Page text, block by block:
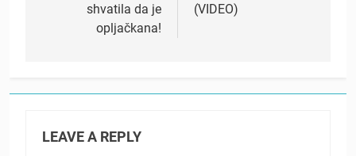
shvatila da je
opljačkana!
(VIDEO)
LEAVE A REPLY